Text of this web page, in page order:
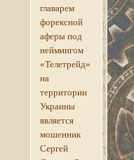
главарем
форексной
аферы под
неймингом
«Телетрейд»
на
территории
Украины
является
мошенник
Сергей